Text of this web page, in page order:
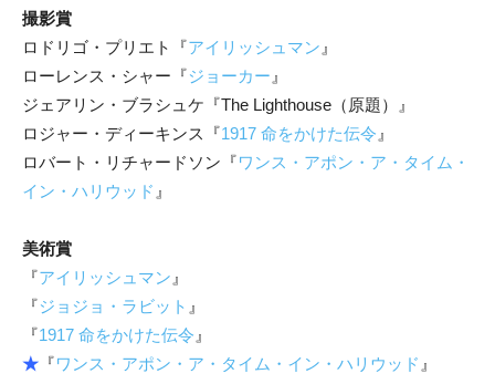
撮影賞
ロドリゴ・プリエト『アイリッシュマン 』
ローレンス・シャー『ジョーカー 』
ジェアリン・ブラシュケ『The Lighthouse（原題）』
ロジャー・ディーキンス『1917 命をかけた伝令 』
ロバート・リチャードソン『ワンス・アポン・ア・タイム・
イン・ハリウッド 』
美術賞
『アイリッシュマン 』
『ジョジョ・ラビット 』
『1917 命をかけた伝令 』
★ 『ワンス・アポン・ア・タイム・イン・ハリウッド 』